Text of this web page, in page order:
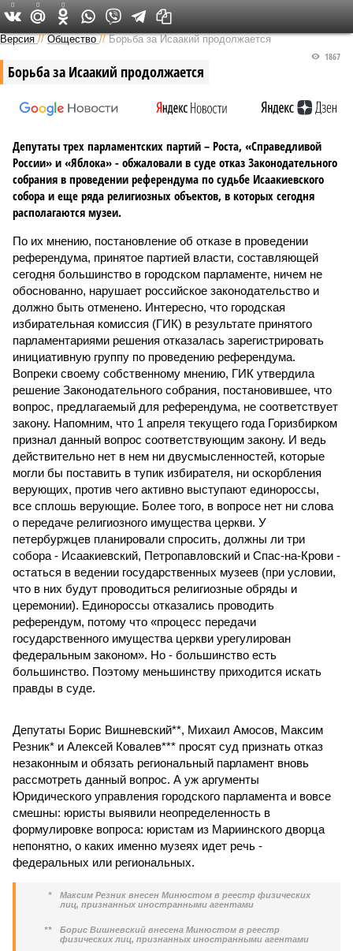
Версия на Неве
Версия //Общество //Борьба за Исаакий продолжается
Борьба за Исаакий продолжается
1867
Депутаты трех парламентских партий – Роста, «Справедливой
России» и «Яблока» - обжаловали в суде отказ Законодательного
собрания в проведении референдума по судьбе Исаакиевского
собора и еще ряда религиозных объектов, в которых сегодня
располагаются музеи.
По их мнению, постановление об отказе в проведении
референдума, принятое партией власти, составляющей
сегодня большинство в городском парламенте, ничем не
обоснованно, нарушает российское законодательство и
должно быть отменено. Интересно, что городская
избирательная комиссия (ГИК) в результате принятого
парламентариями решения отказалась зарегистрировать
инициативную группу по проведению референдума.
Вопреки своему собственному мнению, ГИК утвердила
решение Законодательного собрания, постановившее, что
вопрос, предлагаемый для референдума, не соответствует
закону. Напомним, что 1 апреля текущего года Горизбирком
признал данный вопрос соответствующим закону. И ведь
действительно нет в нем ни двусмысленностей, которые
могли бы поставить в тупик избирателя, ни оскорбления
верующих, против чего активно выступают единороссы,
все сплошь верующие. Более того, в вопросе нет ни слова
о передаче религиозного имущества церкви. У
петербуржцев планировали спросить, должны ли три
собора - Исаакиевский, Петропавловский и Спас-на-Крови -
остаться в ведении государственных музеев (при условии,
что в них будут проводиться религиозные обряды и
церемонии). Единороссы отказались проводить
референдум, потому что «процесс передачи
государственного имущества церкви урегулирован
федеральным законом». Но - большинство есть
большинство. Поэтому меньшинству приходится искать
правды в суде.
Депутаты Борис Вишневский**, Михаил Амосов, Максим
Резник* и Алексей Ковалев*** просят суд признать отказ
незаконным и обязать региональный парламент вновь
рассмотреть данный вопрос. А уж аргументы
Юридического управления городского парламента и вовсе
смешны: юристы выявили неопределенность в
формулировке вопроса: юристам из Мариинского дворца
непонятно, о каких именно музеях идет речь -
федеральных или региональных.
*
Максим Резник внесен Минюстом в реестр физических
лиц, признанных иностранными агентами
**
Борис Вишневский внесена Минюстом в реестр
физических лиц, признанных иностранными агентами
0 0 0